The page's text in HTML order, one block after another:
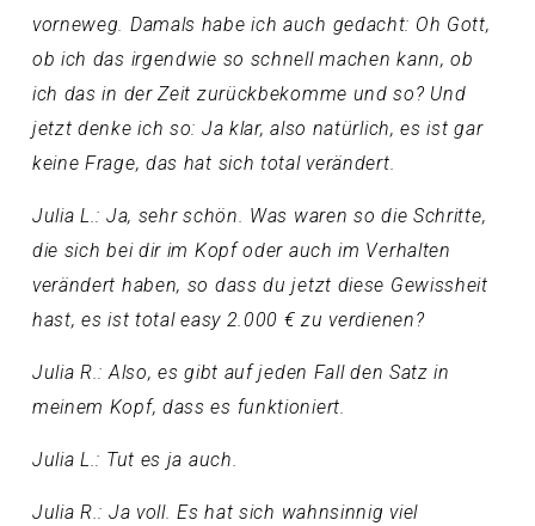
vorneweg. Damals habe ich auch gedacht: Oh Gott,
ob ich das irgendwie so schnell machen kann, ob
ich das in der Zeit zurückbekomme und so? Und
jetzt denke ich so: Ja klar, also natürlich, es ist gar
keine Frage, das hat sich total verändert.
Julia L.: Ja, sehr schön. Was waren so die Schritte,
die sich bei dir im Kopf oder auch im Verhalten
verändert haben, so dass du jetzt diese Gewissheit
hast, es ist total easy 2.000 € zu verdienen?
Julia R.: Also, es gibt auf jeden Fall den Satz in
meinem Kopf, dass es funktioniert.
Julia L.: Tut es ja auch.
Julia R.: Ja voll. Es hat sich wahnsinnig viel